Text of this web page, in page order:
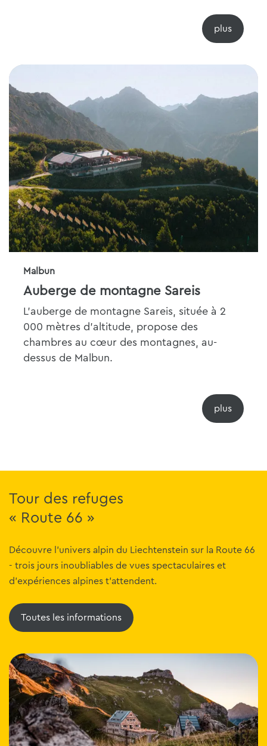
Malbun
Auberge de montagne Sareis
L'auberge de montagne Sareis, située à 2
000 mètres d'altitude, propose des
chambres au cœur des montagnes, au-
dessus de Malbun.
Tour des refuges
« Route 66 »
Découvre l'univers alpin du Liechtenstein sur la Route 66
- trois jours inoubliables de vues spectaculaires et
d'expériences alpines t'attendent.
Toutes les informations